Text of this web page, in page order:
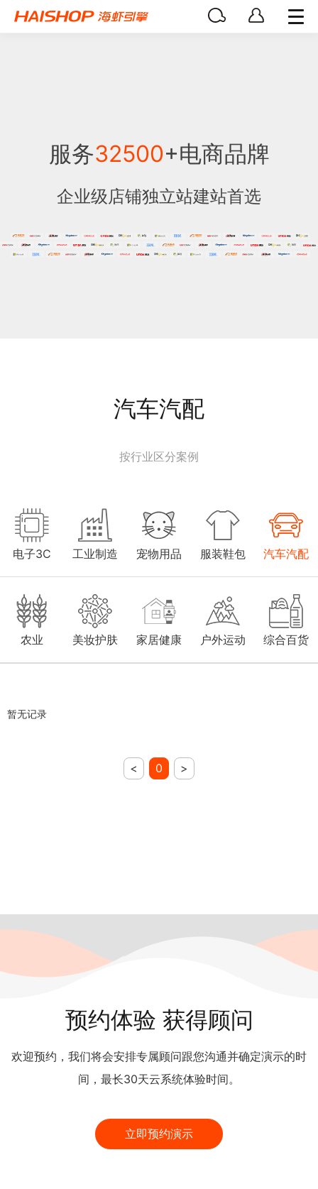
服务32500+电商品牌
企业级店铺独立站建站首选
汽车汽配
按行业区分案例
电子3C 工业制造 宠物用品 服装鞋包 汽车汽配
农业 美妆护肤 家居健康 户外运动 综合百货
暂无记录
< 0 >
预约体验 获得顾问
欢迎预约，我们将会安排专属顾问跟您沟通并确定演示的时
间，最长30天云系统体验时间。
立即预约演示